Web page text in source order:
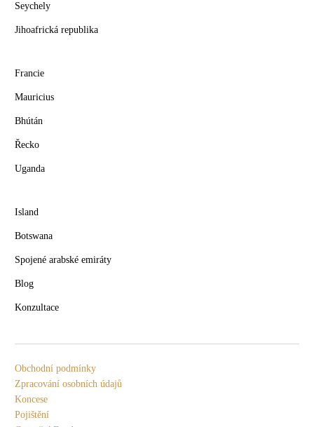
Seychely
Jihoafrická republika
Francie
Mauricius
Bhútán
Řecko
Uganda
Island
Botswana
Spojené arabské emiráty
Blog
Konzultace
Obchodní podmínky
Zpracování osobních údajů
Koncese
Pojištění